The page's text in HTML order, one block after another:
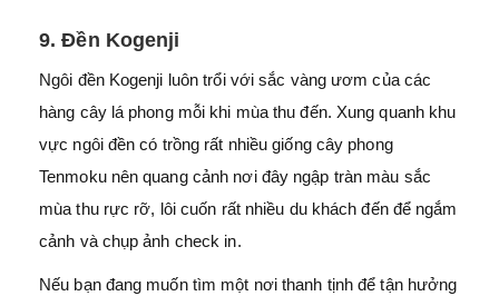
9. Đền Kogenji
Ngôi đền Kogenji luôn trổi với sắc vàng ươm của các
hàng cây lá phong mỗi khi mùa thu đến. Xung quanh khu
vực ngôi đền có trồng rất nhiều giống cây phong
Tenmoku nên quang cảnh nơi đây ngập tràn màu sắc
mùa thu rực rỡ, lôi cuốn rất nhiều du khách đến để ngắm
cảnh và chụp ảnh check in.
Nếu bạn đang muốn tìm một nơi thanh tịnh để tận hưởng